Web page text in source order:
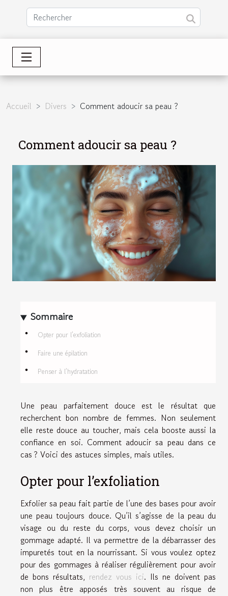
Accueil Divers Comment adoucir sa peau ?
Comment adoucir sa peau ?
Sommaire
Opter pour l’exfoliation
Faire une épilation
Penser à l’hydratation
Une peau parfaitement douce est le résultat que
recherchent bon nombre de femmes. Non seulement
elle reste douce au toucher, mais cela booste aussi la
confiance en soi. Comment adoucir sa peau dans ce
cas ? Voici des astuces simples, mais utiles.
Opter pour l’exfoliation
Exfolier sa peau fait partie de l’une des bases pour avoir
une peau toujours douce. Qu’il s’agisse de la peau du
visage ou du reste du corps, vous devez choisir un
gommage adapté. Il va permettre de la débarrasser des
impuretés tout en la nourrissant. Si vous voulez optez
pour des gommages à réaliser régulièrement pour avoir
de bons résultats, rendez vous ici. Ils ne doivent pas
non plus être apposés très souvent au risque de